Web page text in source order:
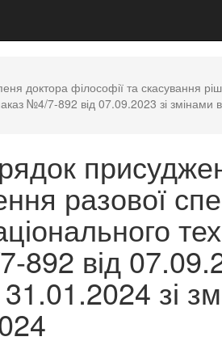
доктора філософії та скасування
№4/7-892 від 07.09.2023 зі
разової
від
зі